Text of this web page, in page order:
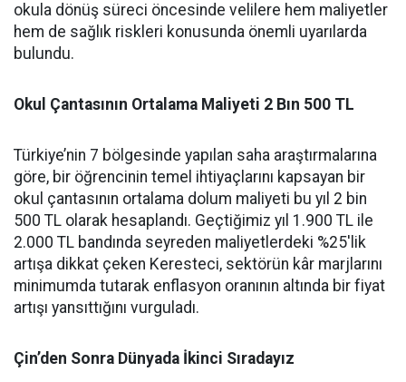
okula dönüş süreci öncesinde velilere hem maliyetler
hem de sağlık riskleri konusunda önemli uyarılarda
bulundu.
Okul Çantasının Ortalama Maliyeti 2 Bın 500 TL
Türkiye’nin 7 bölgesinde yapılan saha araştırmalarına
göre, bir öğrencinin temel ihtiyaçlarını kapsayan bir
okul çantasının ortalama dolum maliyeti bu yıl 2 bin
500 TL olarak hesaplandı. Geçtiğimiz yıl 1.900 TL ile
2.000 TL bandında seyreden maliyetlerdeki %25'lik
artışa dikkat çeken Keresteci, sektörün kâr marjlarını
minimumda tutarak enflasyon oranının altında bir fiyat
artışı yansıttığını vurguladı.
Çin’den Sonra Dünyada İkinci Sıradayız